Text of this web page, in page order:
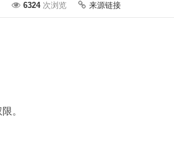
6324 次浏览 来源链接
。